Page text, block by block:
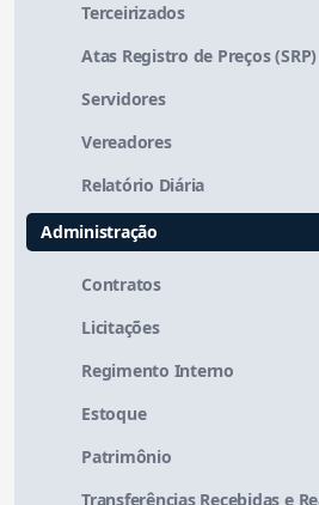
Terceirizados
Atas Registro de Preços (SRP)
Servidores
Vereadores
Relatório Diária
Administração
Contratos
Licitações
Regimento Interno
Estoque
Patrimônio
Transferências Recebidas e